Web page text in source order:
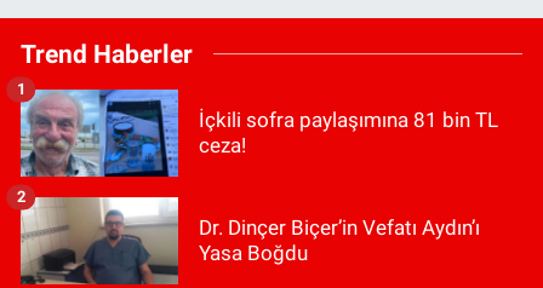
Trend Haberler
İçkili sofra paylaşımına 81 bin TL
ceza!
1
Dr. Dinçer Biçer’in Vefatı Aydın’ı
Yasa Boğdu
2